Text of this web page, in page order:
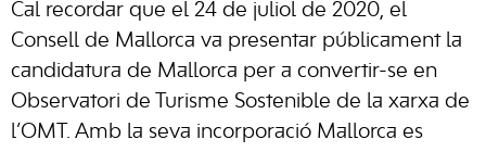
Cal recordar que el 24 de juliol de 2020, el
Consell de Mallorca va presentar públicament la
candidatura de Mallorca per a convertir-se en
Observatori de Turisme Sostenible de la xarxa de
l’OMT. Amb la seva incorporació Mallorca es